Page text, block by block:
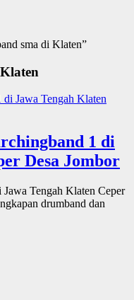
sma di Klaten”
1 di
Desa Jombor
Tengah Klaten Ceper
drumband dan